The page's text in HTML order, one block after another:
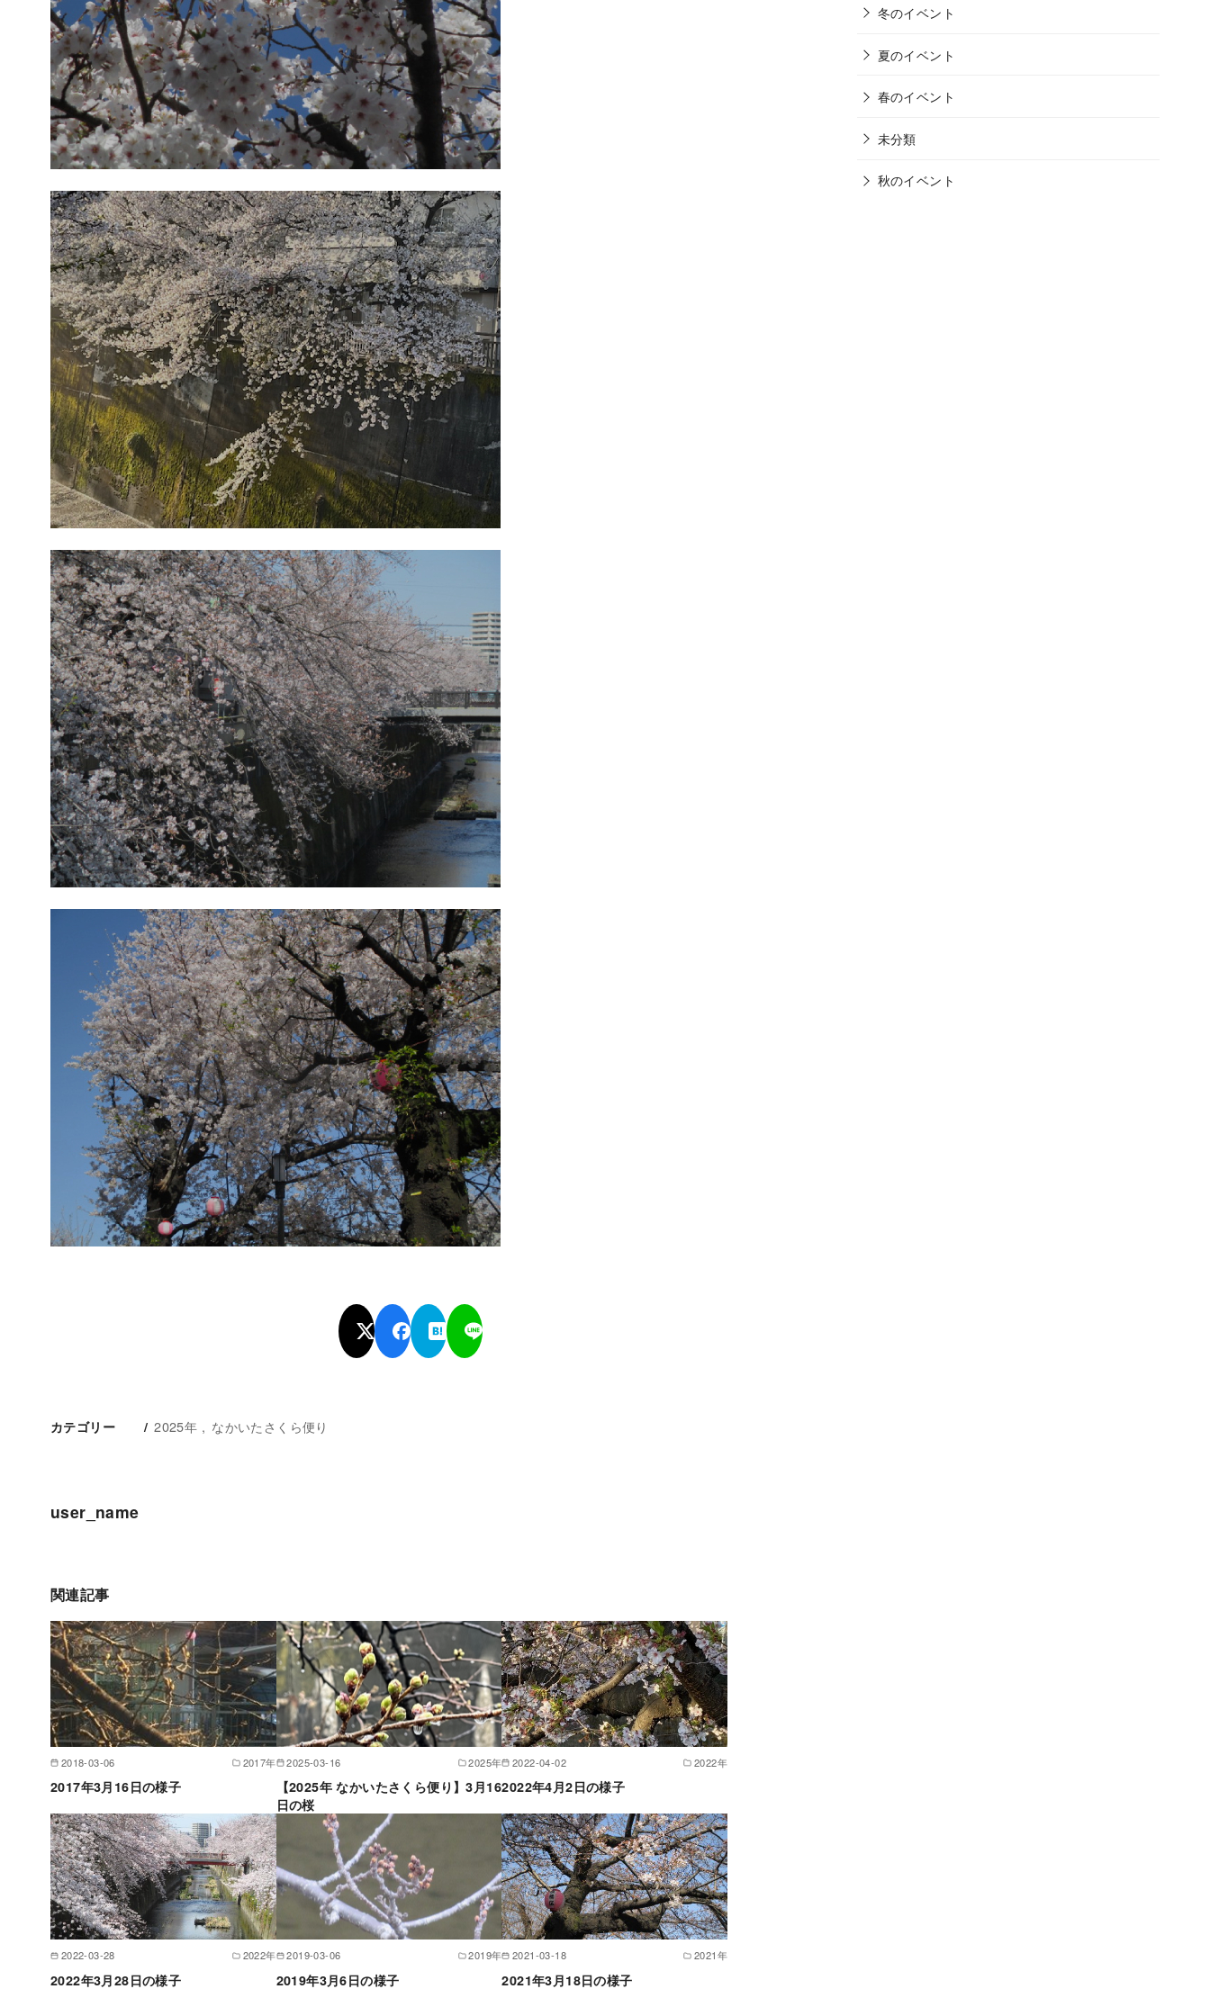
カテゴリー 2025年 なかいたさくら便り
user_name
関連記事
2018-03-06 2017年
2017年3月16日の様子
2025-03-16 2025年
【2025年 なかいたさくら便り】3月16
日の桜
2022-04-02 2022年
2022年4月2日の様子
2022-03-28 2022年
2022年3月28日の様子
2019-03-06 2019年
2019年3月6日の様子
2021-03-18 2021年
2021年3月18日の様子
冬のイベント
夏のイベント
春のイベント
未分類
秋のイベント